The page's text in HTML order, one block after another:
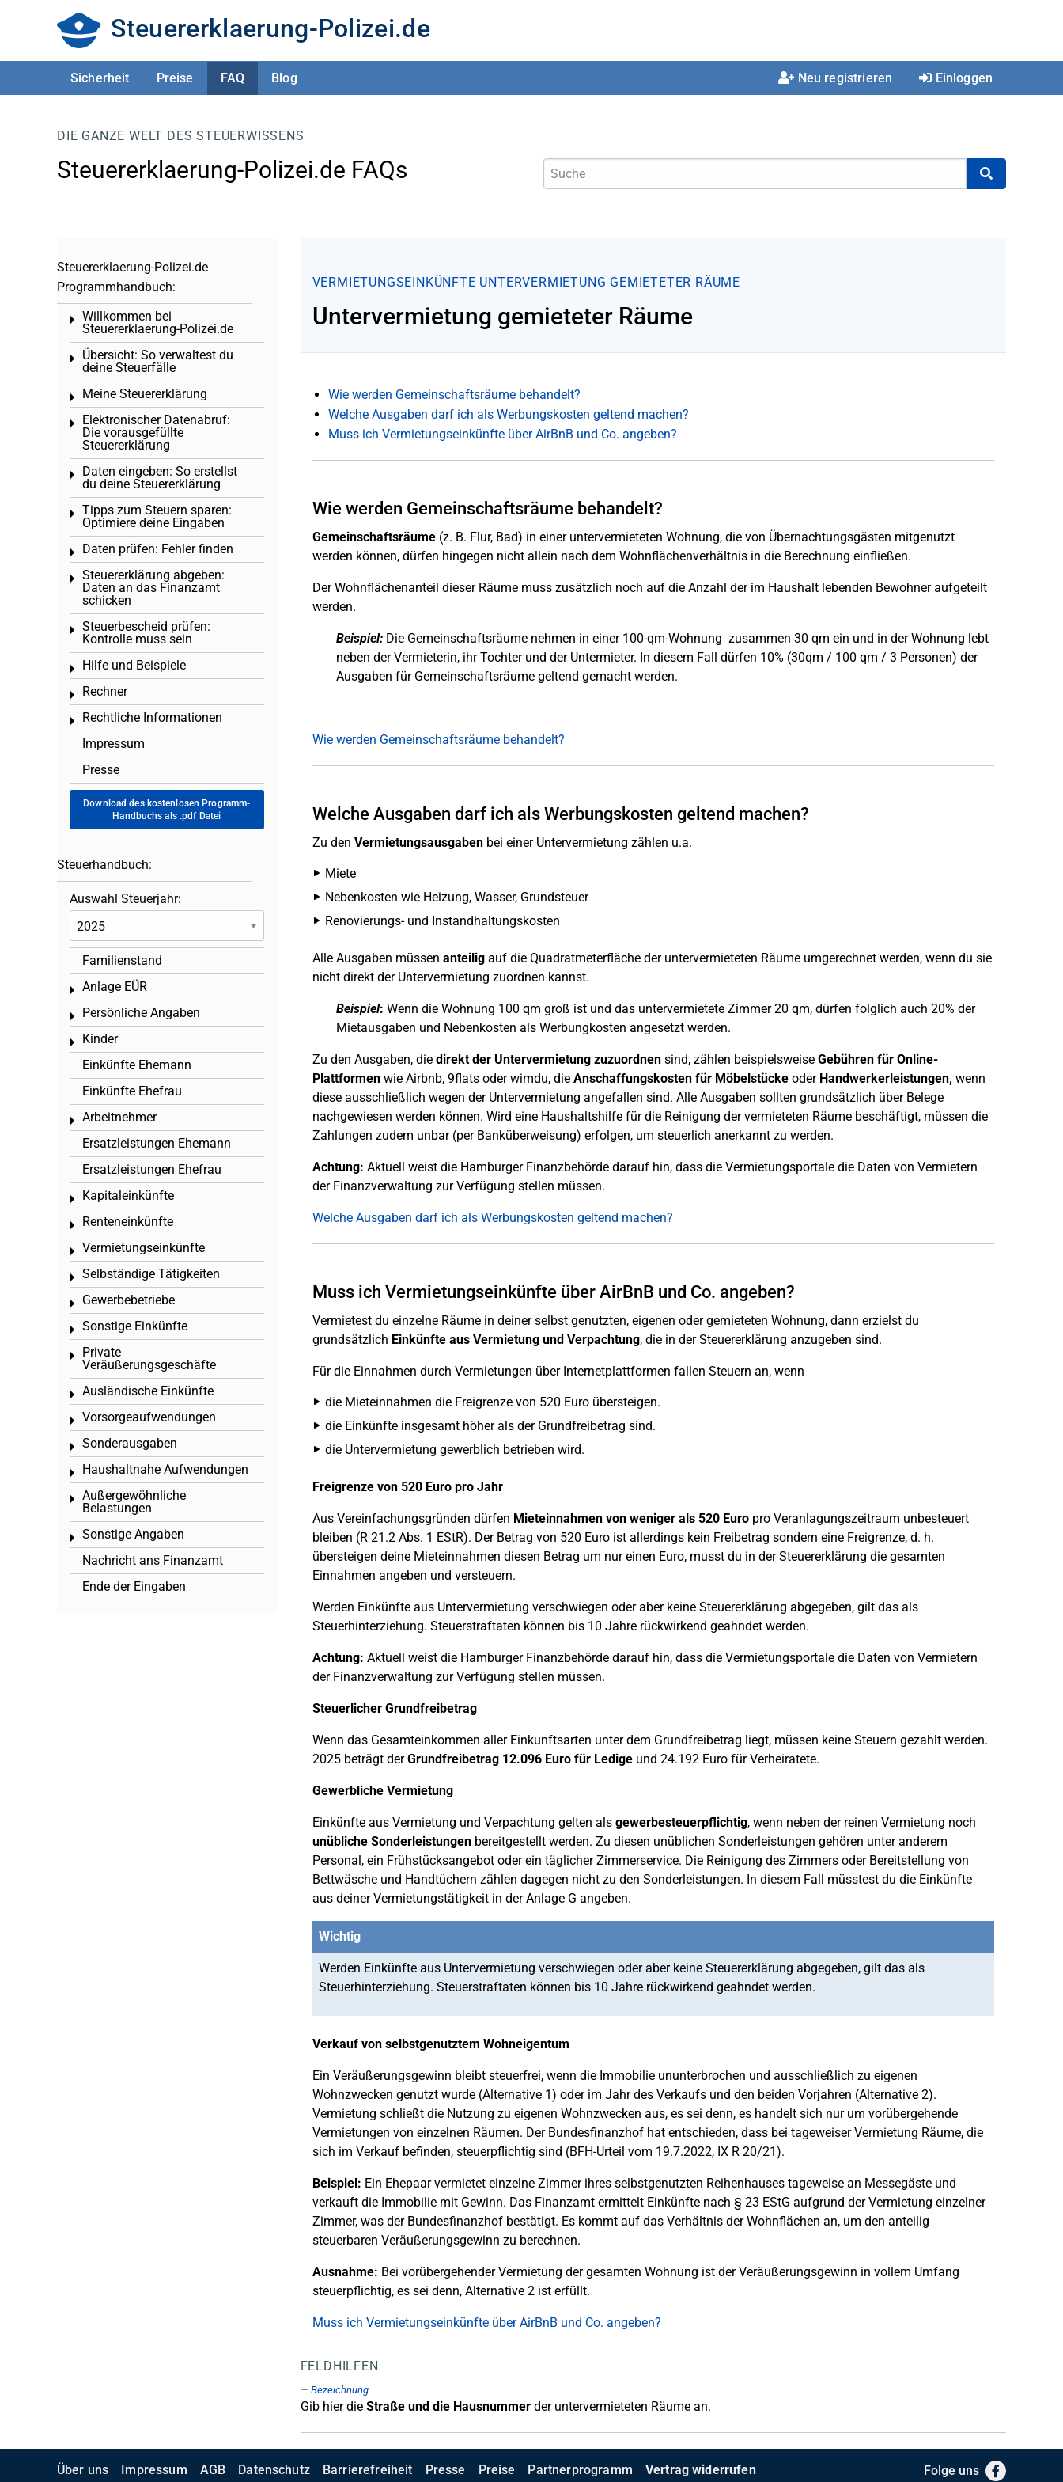
Steuererklaerung-Polizei.de
Sicherheit Preise FAQ Blog Neu registrieren Einloggen
DIE GANZE WELT DES STEUERWISSENS
Steuererklaerung-Polizei.de FAQs
VERMIETUNGSEINKÜNFTE UNTERVERMIETUNG GEMIETETER RÄUME
Untervermietung gemieteter Räume
Wie werden Gemeinschaftsräume behandelt?
Welche Ausgaben darf ich als Werbungskosten geltend machen?
Muss ich Vermietungseinkünfte über AirBnB und Co. angeben?
Wie werden Gemeinschaftsräume behandelt?
Gemeinschaftsräume(z. B. Flur, Bad) in einer untervermieteten Wohnung, die von Übernachtungsgästen mitgenutzt
werden können, dürfen hingegen nicht allein nach dem Wohnflächenverhältnis in die Berechnung einfließen.
Der Wohnflächenanteil dieser Räume muss zusätzlich noch auf die Anzahl der im Haushalt lebenden Bewohner aufgeteilt
werden.
Beispiel: Die Gemeinschaftsräume nehmen in einer 100-qm-Wohnung zusammen 30 qm ein und in der Wohnung lebt
neben der Vermieterin, ihr Tochter und der Untermieter. In diesem Fall dürfen 10% (30qm / 100 qm / 3 Personen) der
Ausgaben für Gemeinschaftsräume geltend gemacht werden.
Wie werden Gemeinschaftsräume behandelt?
Welche Ausgaben darf ich als Werbungskosten geltend machen?
Zu den Vermietungsausgabenbei einer Untervermietung zählen u.a.
Miete
Nebenkosten wie Heizung, Wasser, Grundsteuer
Renovierungs- und Instandhaltungskosten
Alle Ausgaben müssen anteiligauf die Quadratmeterfläche der untervermieteten Räume umgerechnet werden, wenn du sie
nicht direkt der Untervermietung zuordnen kannst.
Beispiel: Wenn die Wohnung 100 qm groß ist und das untervermietete Zimmer 20 qm, dürfen folglich auch 20% der
Mietausgaben und Nebenkosten als Werbungkosten angesetzt werden.
Zu den Ausgaben, die direkt der Untervermietung zuzuordnensind, zählen beispielsweise Gebühren für Online-
Plattformenwie Airbnb, 9flats oder wimdu, die Anschaffungskosten für Möbelstückeoder Handwerkerleistungen, wenn
diese ausschließlich wegen der Untervermietung angefallen sind. Alle Ausgaben sollten grundsätzlich über Belege
nachgewiesen werden können. Wird eine Haushaltshilfe für die Reinigung der vermieteten Räume beschäftigt, müssen die
Zahlungen zudem unbar (per Banküberweisung) erfolgen, um steuerlich anerkannt zu werden.
Achtung: Aktuell weist die Hamburger Finanzbehörde darauf hin, dass die Vermietungsportale die Daten von Vermietern
der Finanzverwaltung zur Verfügung stellen müssen.
Welche Ausgaben darf ich als Werbungskosten geltend machen?
Muss ich Vermietungseinkünfte über AirBnB und Co. angeben?
Vermietest du einzelne Räume in deiner selbst genutzten, eigenen oder gemieteten Wohnung, dann erzielst du
grundsätzlich Einkünfte aus Vermietung und Verpachtung, die in der Steuererklärung anzugeben sind.
Für die Einnahmen durch Vermietungen über Internetplattformen fallen Steuern an, wenn
die Mieteinnahmen die Freigrenze von 520 Euro übersteigen.
die Einkünfte insgesamt höher als der Grundfreibetrag sind.
die Untervermietung gewerblich betrieben wird.
Freigrenze von 520 Euro pro Jahr
Aus Vereinfachungsgründen dürfen Mieteinnahmen von weniger als 520 Euro pro Veranlagungszeitraum unbesteuert
bleiben (R 21.2 Abs. 1 EStR). Der Betrag von 520 Euro ist allerdings kein Freibetrag sondern eine Freigrenze, d. h.
übersteigen deine Mieteinnahmen diesen Betrag um nur einen Euro, musst du in der Steuererklärung die gesamten
Einnahmen angeben und versteuern.
Werden Einkünfte aus Untervermietung verschwiegen oder aber keine Steuererklärung abgegeben, gilt das als
Steuerhinterziehung. Steuerstraftaten können bis 10 Jahre rückwirkend geahndet werden.
Achtung: Aktuell weist die Hamburger Finanzbehörde darauf hin, dass die Vermietungsportale die Daten von Vermietern
der Finanzverwaltung zur Verfügung stellen müssen.
Steuerlicher Grundfreibetrag
Wenn das Gesamteinkommen aller Einkunftsarten unter dem Grundfreibetrag liegt, müssen keine Steuern gezahlt werden.
2025 beträgt derGrundfreibetrag 12.096 Euro für Ledigeund 24.192 Euro für Verheiratete.
Gewerbliche Vermietung
Einkünfte aus Vermietung und Verpachtung gelten als gewerbesteuerpflichtig, wenn neben der reinen Vermietung noch
unübliche Sonderleistungenbereitgestellt werden. Zu diesen unüblichen Sonderleistungen gehören unter anderem
Personal, ein Frühstücksangebot oder ein täglicher Zimmerservice. Die Reinigung des Zimmers oder Bereitstellung von
Bettwäsche und Handtüchern zählen dagegen nicht zu den Sonderleistungen. In diesem Fall müsstest du die Einkünfte
aus deiner Vermietungstätigkeit in der Anlage G angeben.
Wichtig
Werden Einkünfte aus Untervermietung verschwiegen oder aber keine Steuererklärung abgegeben, gilt das als
Steuerhinterziehung. Steuerstraftaten können bis 10 Jahre rückwirkend geahndet werden.
Verkauf von selbstgenutztem Wohneigentum
Ein Veräußerungsgewinn bleibt steuerfrei, wenn die Immobilie ununterbrochen und ausschließlich zu eigenen
Wohnzwecken genutzt wurde (Alternative 1) oder im Jahr des Verkaufs und den beiden Vorjahren (Alternative 2).
Vermietung schließt die Nutzung zu eigenen Wohnzwecken aus, es sei denn, es handelt sich nur um vorübergehende
Vermietungen von einzelnen Räumen. Der Bundesfinanzhof hat entschieden, dass bei tageweiser Vermietung Räume, die
sich im Verkauf befinden, steuerpflichtig sind (BFH-Urteil vom 19.7.2022, IX R 20/21).
Beispiel: Ein Ehepaar vermietet einzelne Zimmer ihres selbstgenutzten Reihenhauses tageweise an Messegäste und
verkauft die Immobilie mit Gewinn. Das Finanzamt ermittelt Einkünfte nach § 23 EStG aufgrund der Vermietung einzelner
Zimmer, was der Bundesfinanzhof bestätigt. Es kommt auf das Verhältnis der Wohnflächen an, um den anteilig
steuerbaren Veräußerungsgewinn zu berechnen.
Ausnahme: Bei vorübergehender Vermietung der gesamten Wohnung ist der Veräußerungsgewinn in vollem Umfang
steuerpflichtig, es sei denn, Alternative 2 ist erfüllt.
Muss ich Vermietungseinkünfte über AirBnB und Co. angeben?
FELDHILFEN
Bezeichnung
Gib hier die Straße und die Hausnummerder untervermieteten Räume an.
Steuererklaerung-Polizei.de
Programmhandbuch:
Willkommen bei
Steuererklaerung-Polizei.de
Toggle menu
Übersicht: So verwaltest du
deine Steuerfälle
Toggle menu
Meine Steuererklärung
Toggle menu
Elektronischer Datenabruf:
Die vorausgefüllte
Steuererklärung
Toggle menu
Daten eingeben: So erstellst
du deine Steuererklärung
Toggle menu
Tipps zum Steuern sparen:
Optimiere deine Eingaben
Toggle menu
Daten prüfen: Fehler finden
Toggle menu
Steuererklärung abgeben:
Daten an das Finanzamt
schicken
Toggle menu
Steuerbescheid prüfen:
Kontrolle muss sein
Toggle menu
Hilfe und Beispiele
Toggle menu
Rechner
Toggle menu
Rechtliche Informationen
Toggle menu
Impressum
Presse
Download des kostenlosen Programm-
Handbuchs als .pdf Datei
Steuerhandbuch:
Auswahl Steuerjahr:
Familienstand
Anlage EÜR
Toggle menu
Persönliche Angaben
Toggle menu
Kinder
Toggle menu
Einkünfte Ehemann
Einkünfte Ehefrau
Arbeitnehmer
Toggle menu
Ersatzleistungen Ehemann
Ersatzleistungen Ehefrau
Kapitaleinkünfte
Toggle menu
Renteneinkünfte
Toggle menu
Vermietungseinkünfte
Toggle menu
Selbständige Tätigkeiten
Toggle menu
Gewerbebetriebe
Toggle menu
Sonstige Einkünfte
Toggle menu
Private
Veräußerungsgeschäfte
Toggle menu
Ausländische Einkünfte
Toggle menu
Vorsorgeaufwendungen
Toggle menu
Sonderausgaben
Toggle menu
Haushaltnahe Aufwendungen
Toggle menu
Außergewöhnliche
Belastungen
Toggle menu
Sonstige Angaben
Toggle menu
Nachricht ans Finanzamt
Ende der Eingaben
Über uns Impressum AGB Datenschutz Barrierefreiheit Presse Preise Partnerprogramm Vertrag widerrufen Folge uns Facebook